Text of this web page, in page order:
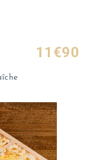
11€90